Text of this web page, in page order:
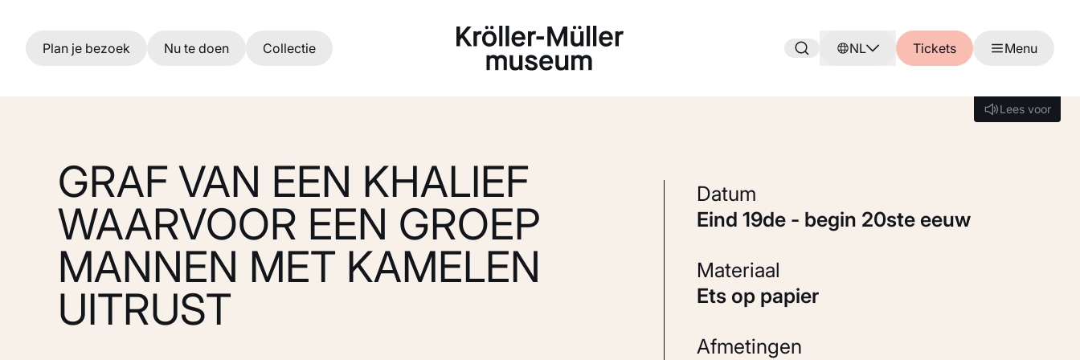
Ga naar hoofdinhoud
Plan je bezoek Nu te doen Collectie NL Tickets Menu
Lees voor
Lees voor
GRAF VAN EEN KHALIEF
WAARVOOR EEN GROEP
MANNEN MET KAMELEN
UITRUST
Datum
eind 19de - begin 20ste eeuw
Materiaal
Ets op papier
Afmetingen